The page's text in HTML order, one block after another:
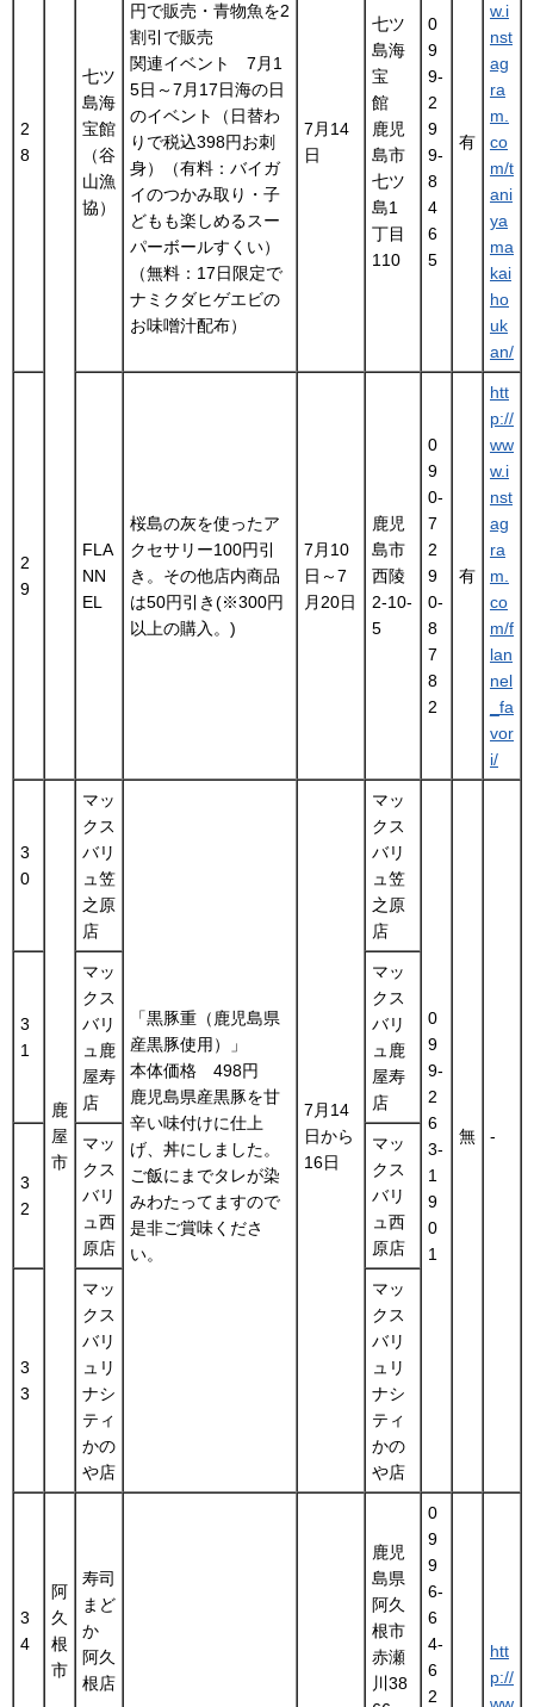
2
8
七ツ
島海
宝館
（谷
山漁
協）
円で販売・青物魚を2
割引で販売
関連イベント 7月1
5日～7月17日海の日
のイベント（日替わ
りで税込398円お刺
身）（有料：バイガ
イのつかみ取り・子
どもも楽しめるスー
パーボールすくい）
（無料：17日限定で
ナミクダヒゲエビの
お味噌汁配布）
7月14
日
七ツ
島海
宝
館
鹿児
島市
七ツ
島1
丁目
110
0
9
9-
2
9
9-
8
4
6
5
有
w.i
nst
ag
ra
m.
co
m/t
ani
ya
ma
kai
ho
uk
an/
2
9
FLA
NN
EL
桜島の灰を使ったア
クセサリー100円引
き。その他店内商品
は50円引き(※300円
以上の購入。)
7月10
日～7
月20日
鹿児
島市
西陵
2-10-
5
0
9
0-
7
2
9
0-
8
7
8
2
有
htt
p://
ww
w.i
nst
ag
ra
m.
co
m/f
lan
nel
_fa
vor
i/
3
0
鹿
屋
市
マッ
クス
バリ
ュ笠
之原
店
「黒豚重（鹿児島県
産黒豚使用）」
本体価格 498円
鹿児島県産黒豚を甘
辛い味付けに仕上
げ、丼にしました。
ご飯にまでタレが染
みわたってますので
是非ご賞味くださ
い。
7月14
日から
16日
マッ
クス
バリ
ュ笠
之原
店
0
9
9-
2
6
3-
1
9
0
1
無 -
3
1
マッ
クス
バリ
ュ鹿
屋寿
店
マッ
クス
バリ
ュ鹿
屋寿
店
3
2
マッ
クス
バリ
ュ西
原店
マッ
クス
バリ
ュ西
原店
3
3
マッ
クス
バリ
ュリ
ナシ
ティ
かの
や店
マッ
クス
バリ
ュリ
ナシ
ティ
かの
や店
3
4
阿
久
根
市
寿司
まど
か
阿久
根店
鹿児
島県
阿久
根市
赤瀬
川38
0
9
9
6-
6
4-
6
2
htt
p://